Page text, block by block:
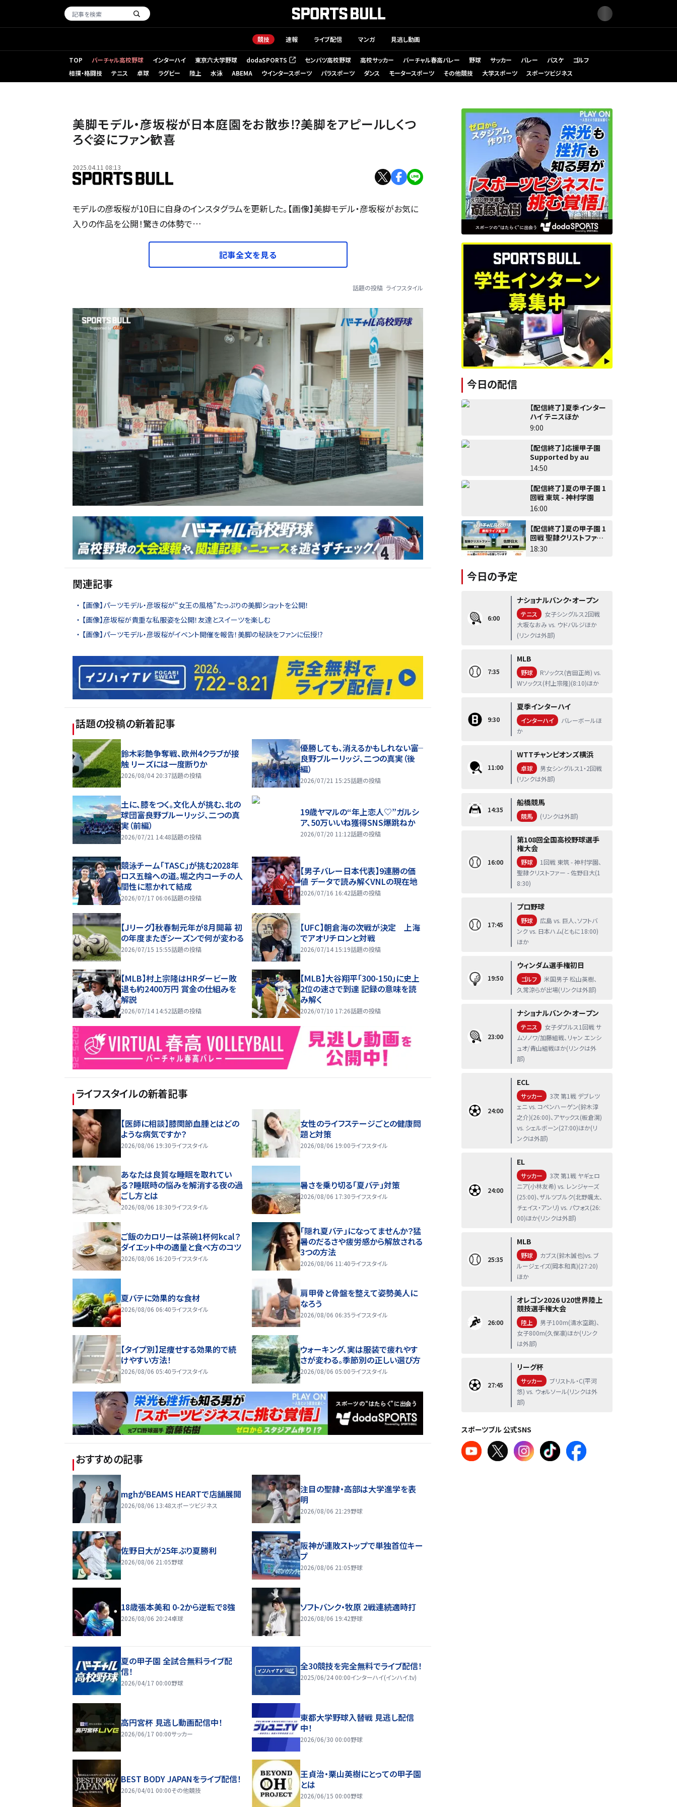
競技 速報 ライブ配信 マンガ 見逃し動画
TOP バーチャル高校野球 インターハイ 東京六大学野球 dodaSPORTS
（新しいタブで開く） センバツ高校野球 高校サッカー バーチャル春高バレー 野球 サッカー バレー バスケ
ゴルフ
相撲・格闘技
テニス 卓球 ラグビー 陸上 水泳 ABEMA ウインタースポーツ パラスポーツ ダンス モータースポーツ その他競技 大学スポーツ スポーツビジネス
美脚モデル・彦坂桜が日本庭園をお散歩⁉美脚をアピールしくつ
ろぐ姿にファン歓喜
2025.04.11 08:13
モデルの彦坂桜が10日に自身のインスタグラムを更新した。【画像】美脚モデル・彦坂桜がお気に
入りの作品を公開！驚きの体勢で…
記事全文を見る
話題の投稿 ライフスタイル
関連記事
【画像】パーツモデル・彦坂桜が“女王の風格”たっぷりの美脚ショットを公開！
【画像】彦坂桜が貴重な私服姿を公開！友達とスイーツを楽しむ
【画像】パーツモデル・彦坂桜がイベント開催を報告！美脚の秘訣をファンに伝授⁉
話題の投稿の新着記事
鈴木彩艶争奪戦、欧州4クラブが接
触 リーズには一度断りか
2026/08/04 20:37話題の投稿
優勝しても、消えるかもしれない――富
良野ブルーリッジ、二つの真実（後
編）
2026/07/21 15:25話題の投稿
土に、膝をつく。文化人が挑む、北の
球団――富良野ブルーリッジ、二つの真
実（前編）
2026/07/21 14:48話題の投稿
19歳ヤマルの“年上恋人♡”ガルシ
ア、50万いいね獲得SNS爆跳ねか
2026/07/20 11:12話題の投稿
競泳チーム「TASC」が挑む2028年
ロス五輪への道。堀之内コーチの人
間性に惹かれて結成
2026/07/17 06:06話題の投稿
【男子バレー日本代表】9連勝の価
値 データで読み解くVNLの現在地
2026/07/16 16:42話題の投稿
【Jリーグ】秋春制元年が8月開幕 初
の年度またぎシーズンで何が変わる
2026/07/15 15:55話題の投稿
【UFC】朝倉海の次戦が決定 上海
でアオリチロンと対戦
2026/07/14 15:19話題の投稿
【MLB】村上宗隆はHRダービー敗
退も約2400万円 賞金の仕組みを
解説
2026/07/14 14:52話題の投稿
【MLB】大谷翔平「300-150」に史上
2位の速さで到達 記録の意味を読
み解く
2026/07/10 17:26話題の投稿
ライフスタイルの新着記事
【医師に相談】膝関節血腫とはどの
ような病気ですか？
2026/08/06 19:30ライフスタイル
女性のライフステージごとの健康問
題と対策
2026/08/06 19:00ライフスタイル
あなたは良質な睡眠を取れてい
る？睡眠時の悩みを解消する夜の過
ごし方とは
2026/08/06 18:30ライフスタイル
暑さを乗り切る「夏バテ」対策
2026/08/06 17:30ライフスタイル
ご飯のカロリーは茶碗1杯何kcal？
ダイエット中の適量と食べ方のコツ
2026/08/06 16:20ライフスタイル
「隠れ夏バテ」になってませんか？猛
暑のだるさや疲労感から解放される
3つの方法
2026/08/06 11:40ライフスタイル
夏バテに効果的な食材
2026/08/06 06:40ライフスタイル
肩甲骨と骨盤を整えて姿勢美人に
なろう
2026/08/06 06:35ライフスタイル
【タイプ別】足痩せする効果的で続
けやすい方法！
2026/08/06 05:40ライフスタイル
ウォーキング、実は服装で疲れやす
さが変わる。季節別の正しい選び方
2026/08/06 05:00ライフスタイル
おすすめの記事
mghがBEAMS HEARTで店舗展開
2026/08/06 13:48スポーツビジネス
注目の聖隷・高部は大学進学を表
明
2026/08/06 21:29野球
佐野日大が25年ぶり夏勝利
2026/08/06 21:05野球
阪神が連敗ストップで単独首位キー
プ
2026/08/06 21:05野球
18歳張本美和 0-2から逆転で8強
2026/08/06 20:24卓球
ソフトバンク・牧原 2戦連続適時打
2026/08/06 19:42野球
夏の甲子園 全試合無料ライブ配
信！
2026/04/17 00:00野球
全30競技を完全無料でライブ配信！
2025/06/24 00:00インターハイ(インハイ.tv)
高円宮杯 見逃し動画配信中！
2026/06/17 00:00サッカー
東都大学野球入替戦 見逃し配信
中！
2026/06/30 00:00野球
BEST BODY JAPANをライブ配信！
2026/04/01 00:00その他競技
王貞治・栗山英樹にとっての甲子園
とは
2026/06/15 00:00野球
今日の配信
【配信終了】夏季インター
ハイ テニスほか
9:00
【配信終了】応援甲子園
Supported by au
14:50
【配信終了】夏の甲子園 1
回戦 東筑 - 神村学園
16:00
【配信終了】夏の甲子園 1
回戦 聖隷クリストファー -
佐野日大
18:30
今日の予定
6:00
ナショナルバンク・オープン
テニス
女子シングルス2回戦
大坂なおみ vs. ウドバルジほか
(リンクは外部)
7:35
MLB
野球
Rソックス(吉田正尚) vs.
Wソックス(村上宗隆)(8:10)ほか
9:30
夏季インターハイ
インターハイ
バレーボールほ
か
11:00
WTTチャンピオンズ横浜
卓球
男女シングルス1・2回戦
(リンクは外部)
14:35
船橋競馬
競馬 (リンクは外部)
16:00
第108回全国高校野球選手
権大会
野球
1回戦 東筑 - 神村学園、
聖隷クリストファー - 佐野日大(1
8:30)
17:45
プロ野球
野球
広島 vs. 巨人、ソフトバ
ンク vs. 日本ハム(ともに18:00)
ほか
19:50
ウィンダム選手権初日
ゴルフ
米国男子 松山英樹、
久常涼らが出場(リンクは外部)
23:00
ナショナルバンク・オープン
テニス
女子ダブルス1回戦 サ
ムソノワ/加藤組戦、リャン エンシ
ュオ/青山組戦ほか(リンクは外
部)
24:00
ECL
サッカー
3次 第1戦 デブレツ
ェニ vs. コペンハーゲン(鈴木淳
之介)(26:00)、アヤックス(板倉滉)
vs. シェルボーン(27:00)ほか(リ
ンクは外部)
24:00
EL
サッカー
3次 第1戦 ヤギェロ
ニア(小林友希) vs. レンジャーズ
(25:00)、ザルツブルク(北野颯太、
チェイス・アンリ) vs. パフォス(26:
00)ほか(リンクは外部)
25:35
MLB
野球
カブス(鈴木誠也)vs. ブ
ルージェイズ(岡本和真)(27:20)
ほか
26:00
オレゴン2026 U20世界陸上
競技選手権大会
陸上
男子100m(清水空跳)、
女子800m(久保凛)ほか(リンク
は外部)
27:45
リーグ杯
サッカー
ブリストル・C(平河
悠) vs. ウォルソール(リンクは外
部)
スポーツブル 公式SNS